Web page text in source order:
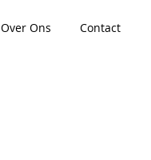
Over Ons Contact